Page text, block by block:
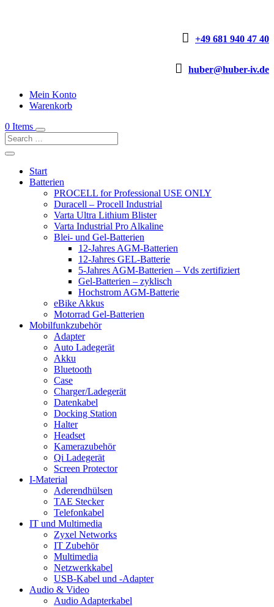
 +49 681 940 47 40
 huber@huber-iv.de
Mein Konto
Warenkorb
0 Items
Start
Batterien
PROCELL for Professional USE ONLY
Duracell – Procell Industrial
Varta Ultra Lithium Blister
Varta Industrial Pro Alkaline
Blei- und Gel-Batterien
12-Jahres AGM-Batterien
12-Jahres GEL-Batterie
5-Jahres AGM-Batterien – Vds zertifiziert
Gel-Batterien – zyklisch
Hochstrom AGM-Batterie
eBike Akkus
Motorrad Gel-Batterien
Mobilfunkzubehör
Adapter
Auto Ladegerät
Akku
Bluetooth
Case
Charger/Ladegerät
Datenkabel
Docking Station
Halter
Headset
Kamerazubehör
Qi Ladegerät
Screen Protector
I-Material
Aderendhülsen
TAE Stecker
Telefonkabel
IT und Multimedia
Zyxel Networks
IT Zubehör
Multimedia
Netzwerkkabel
USB-Kabel und -Adapter
Audio & Video
Audio Adapterkabel